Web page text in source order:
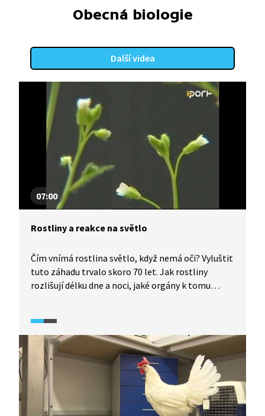
Obecná biologie
Další videa
07:00
Rostliny a reakce na světlo
Čím vnímá rostlina světlo, když nemá oči? Vyluštit
tuto záhadu trvalo skoro 70 let. Jak rostliny
rozlišují délku dne a noci, jaké orgány k tomu
pro studium reakce rostliny na délku dne se stal
i proto, že vědci dobře znají jeho soubor
genetických informací, genom. Každá rostlina ale
na délku dne reaguje jinak, proto je nutný další
výzkum.